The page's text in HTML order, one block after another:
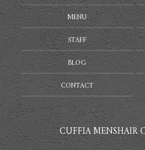
MENU
STAFF
BLOG
CONTACT
CUFFIA MENSHAIR